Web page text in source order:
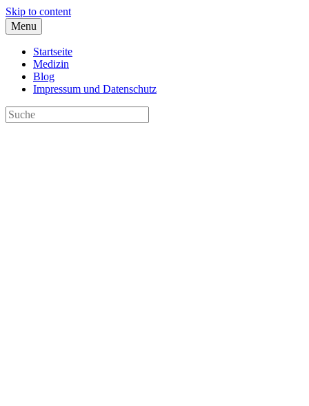
Skip to content
Menu
Startseite
Medizin
Blog
Impressum und Datenschutz